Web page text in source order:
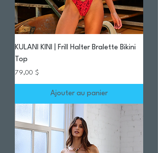
KULANI KINI | Frill Halter Bralette Bikini
Top
Prix
79,00 $
Ajouter au panier